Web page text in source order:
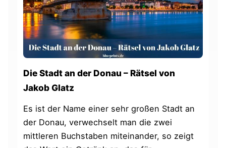
Die Stadt an der Donau – Rätsel von
Jakob Glatz
Es ist der Name einer sehr großen Stadt an
der Donau, verwechselt man die zwei
mittleren Buchstaben miteinander, so zeigt